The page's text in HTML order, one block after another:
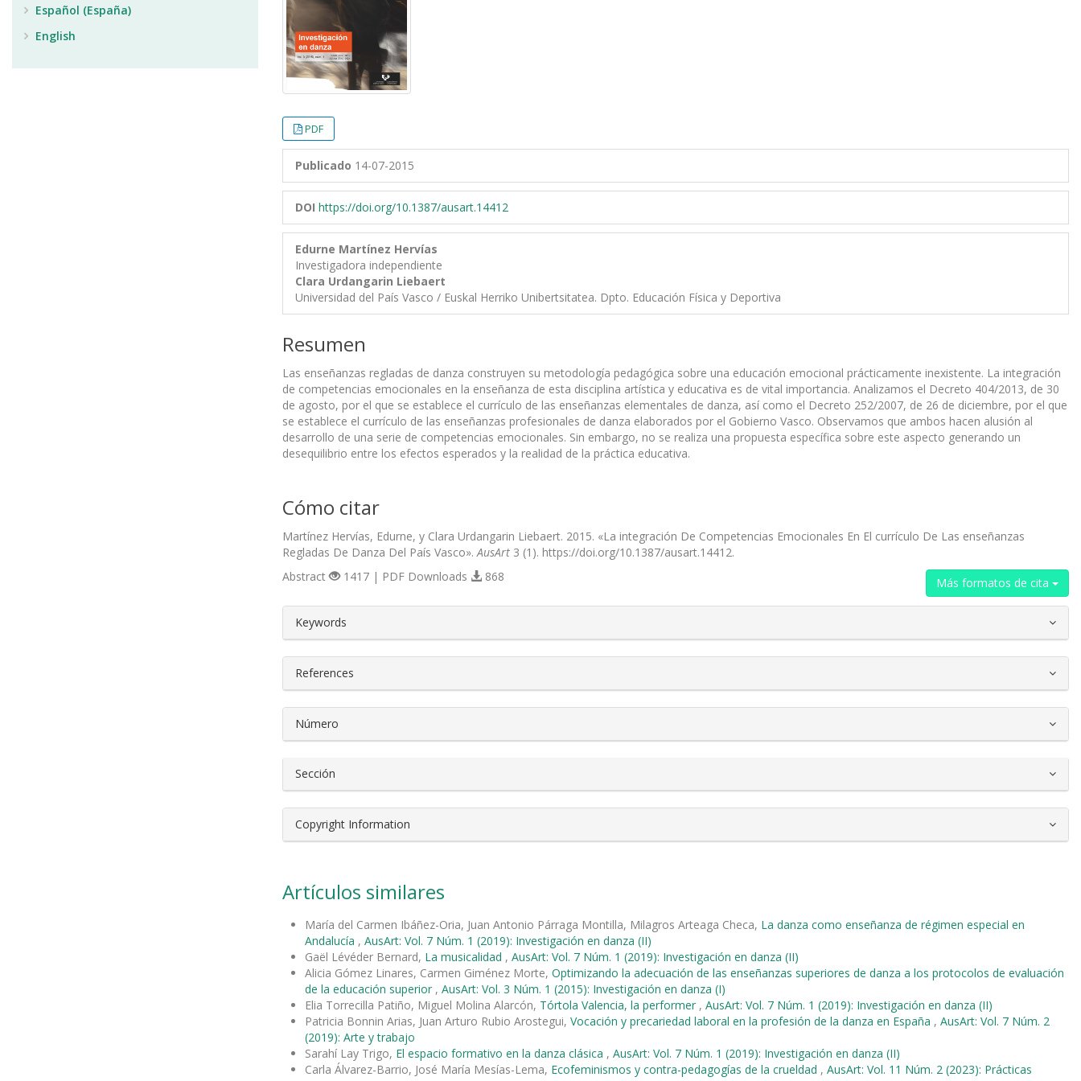
PDF
Publicado 14-07-2015
DOI https://doi.org/10.1387/ausart.14412
Edurne Martínez Hervías
Investigadora independiente
Clara Urdangarin Liebaert
Universidad del País Vasco / Euskal Herriko Unibertsitatea. Dpto. Educación Física y Deportiva
Resumen
Las enseñanzas regladas de danza construyen su metodología pedagógica sobre una educación emocional prácticamente inexistente. La integración
de competencias emocionales en la enseñanza de esta disciplina artística y educativa es de vital importancia. Analizamos el Decreto 404/2013, de 30
de agosto, por el que se establece el currículo de las enseñanzas elementales de danza, así como el Decreto 252/2007, de 26 de diciembre, por el que
se establece el currículo de las enseñanzas profesionales de danza elaborados por el Gobierno Vasco. Observamos que ambos hacen alusión al
desarrollo de una serie de competencias emocionales. Sin embargo, no se realiza una propuesta específica sobre este aspecto generando un
desequilibrio entre los efectos esperados y la realidad de la práctica educativa.
Cómo citar
Martínez Hervías, Edurne, y Clara Urdangarin Liebaert. 2015. «La integración De Competencias Emocionales En El currículo De Las enseñanzas
Regladas De Danza Del País Vasco». AusArt 3 (1). https://doi.org/10.1387/ausart.14412.
Más formatos de cita
Abstract 1417 | PDF Downloads 868
##plugins.themes.bootstrap3.article.details##
Keywords
References
Número
Sección
Copyright Information
Artículos similares
María del Carmen Ibáñez-Oria, Juan Antonio Párraga Montilla, Milagros Arteaga Checa, La danza como enseñanza de régimen especial en
Andalucía , AusArt: Vol. 7 Núm. 1 (2019): Investigación en danza (II)
Gaël Lévéder Bernard, La musicalidad , AusArt: Vol. 7 Núm. 1 (2019): Investigación en danza (II)
Alicia Gómez Linares, Carmen Giménez Morte, Optimizando la adecuación de las enseñanzas superiores de danza a los protocolos de evaluación
de la educación superior , AusArt: Vol. 3 Núm. 1 (2015): Investigación en danza (I)
Elia Torrecilla Patiño, Miguel Molina Alarcón, Tórtola Valencia, la performer , AusArt: Vol. 7 Núm. 1 (2019): Investigación en danza (II)
Patricia Bonnin Arias, Juan Arturo Rubio Arostegui, Vocación y precariedad laboral en la profesión de la danza en España , AusArt: Vol. 7 Núm. 2
(2019): Arte y trabajo
Sarahí Lay Trigo, El espacio formativo en la danza clásica , AusArt: Vol. 7 Núm. 1 (2019): Investigación en danza (II)
Carla Álvarez-Barrio, José María Mesías-Lema, Ecofeminismos y contra-pedagogías de la crueldad , AusArt: Vol. 11 Núm. 2 (2023): Prácticas
Español (España)
English